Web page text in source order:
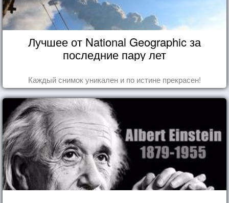
Лучшее от National Geographic за
последние пару лет
Каждый снимок уникален и по истине прекрасен!